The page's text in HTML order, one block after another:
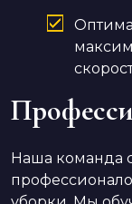
Наша команда